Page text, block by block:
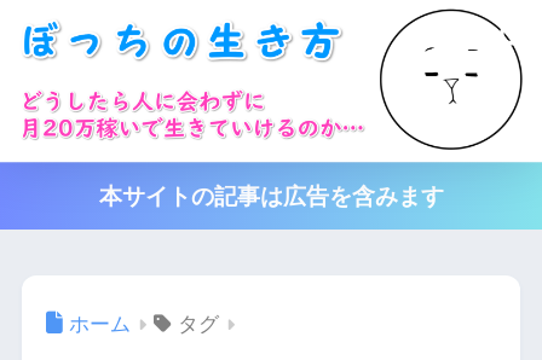
本サイトの記事は広告を含みます
ホーム タグ